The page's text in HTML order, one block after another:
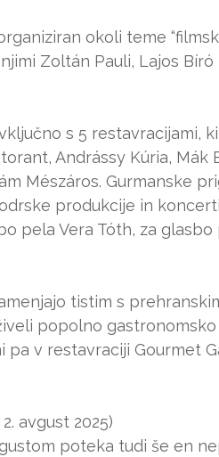
okoli teme
Zoltán Pauli, Lajos Bíró
s 5 restavracijami,
Andrássy Kúria, Mák
Mészáros. Gurmanske
produkcije in
pela Vera Tóth, za
tistim s
popolno gastronomsko
v restavraciji Gourmet
avgust 2025)
poteka tudi še en